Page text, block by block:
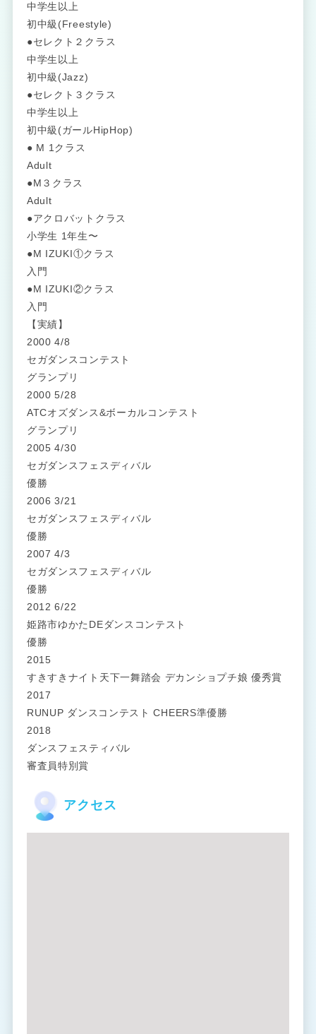
中学生以上
初中級(Freestyle)
●セレクト２クラス
中学生以上
初中級(Jazz)
●セレクト３クラス
中学生以上
初中級(ガールHipHop)
● M 1クラス
Adult
●M３クラス
Adult
●アクロバットクラス
小学生 1年生〜
●M IZUKI①クラス
入門
●M IZUKI②クラス
入門
【実績】
2000 4/8
セガダンスコンテスト
グランプリ
2000 5/28
ATCオズダンス&ボーカルコンテスト
グランプリ
2005 4/30
セガダンスフェスディバル
優勝
2006 3/21
セガダンスフェスディバル
優勝
2007 4/3
セガダンスフェスディバル
優勝
2012 6/22
姫路市ゆかたDEダンスコンテスト
優勝
2015
すきすきナイト天下一舞踏会 デカンショプチ娘 優秀賞
2017
RUNUP ダンスコンテスト CHEERS準優勝
2018
ダンスフェスティバル
審査員特別賞
アクセス